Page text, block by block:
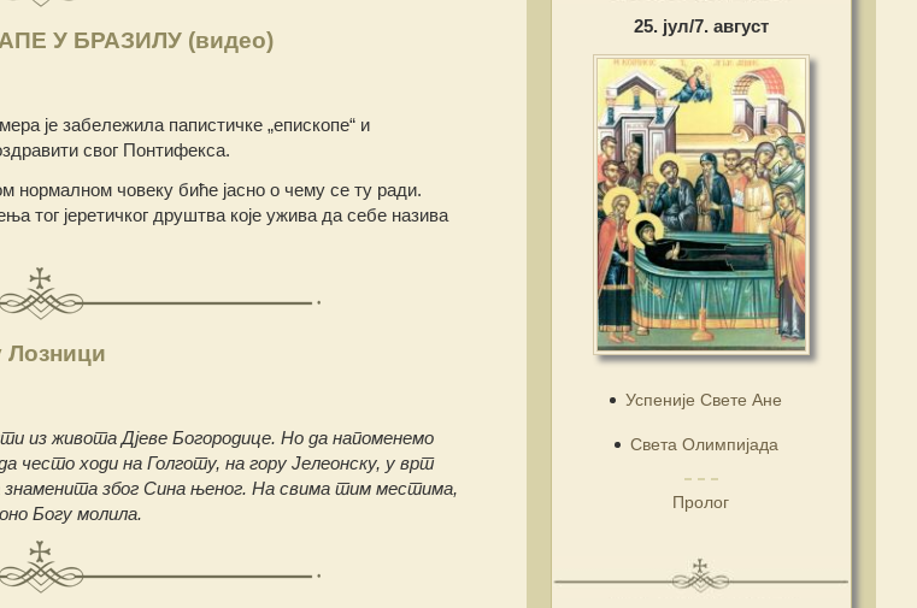
У БРАЗИЛУ (видео)
је забележила папистичке „епископе“ и
свог Понтифекса.
нормалном човеку биће јасно о чему се ту ради.
тог јеретичког друштва које ужива да себе назива
Лозници
из живота Дјеве Богородице. Но да напоменемо
често ходи на Голготу, на гору Јелеонску, у врт
због Сина њеног. На свима тим местима,
Богу молила.
25. јул/7. август
Успеније Свете Ане
Света Олимпијада
Пролог